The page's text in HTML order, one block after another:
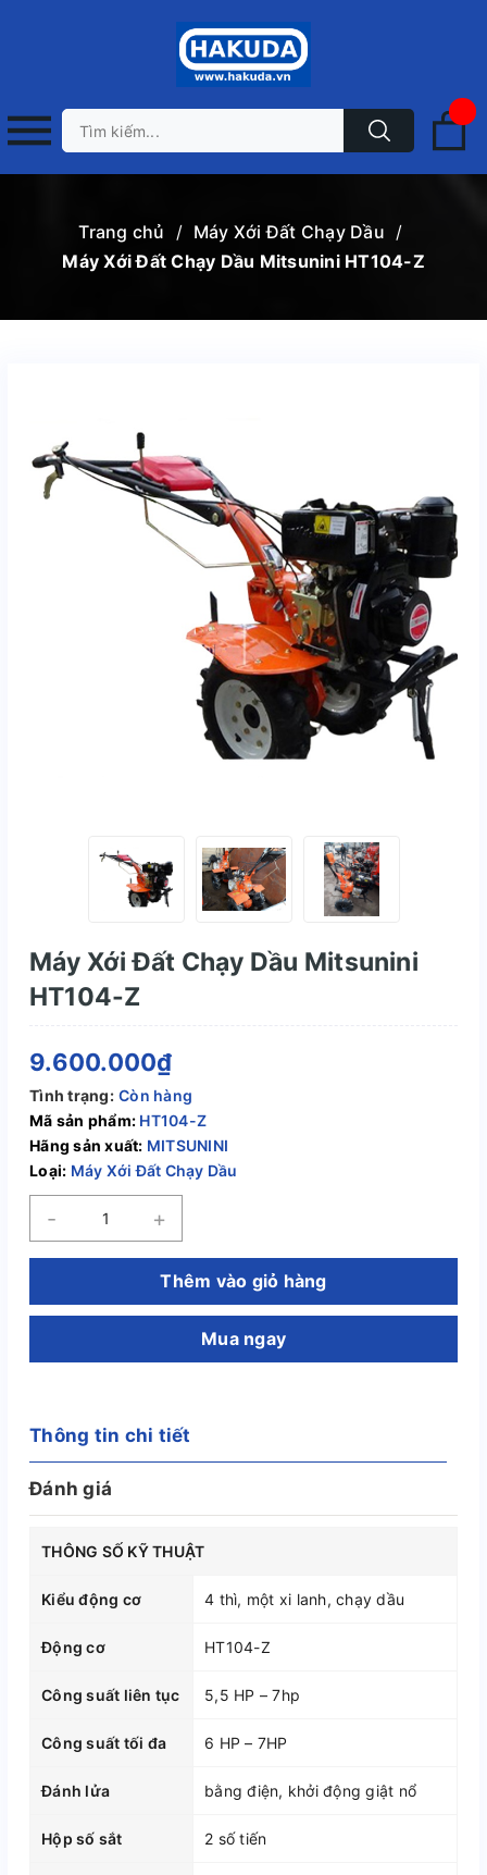
Trang chủ / Máy Xới Đất Chạy Dầu /
Máy Xới Đất Chạy Dầu Mitsunini HT104-Z
Máy Xới Đất Chạy Dầu Mitsunini
HT104-Z
9.600.000₫
Tình trạng: Còn hàng
Mã sản phẩm: HT104-Z
Hãng sản xuất: MITSUNINI
Loại: Máy Xới Đất Chạy Dầu
- +
Thêm vào giỏ hàng
Mua ngay
Thông tin chi tiết
Đánh giá
THÔNG SỐ KỸ THUẬT
Kiểu động cơ 4 thì, một xi lanh, chạy dầu
Động cơ HT104-Z
Công suất liên tục 5,5 HP – 7hp
Công suất tối đa 6 HP – 7HP
Đánh lửa bằng điện, khởi động giật nổ
Hộp số sắt 2 số tiến